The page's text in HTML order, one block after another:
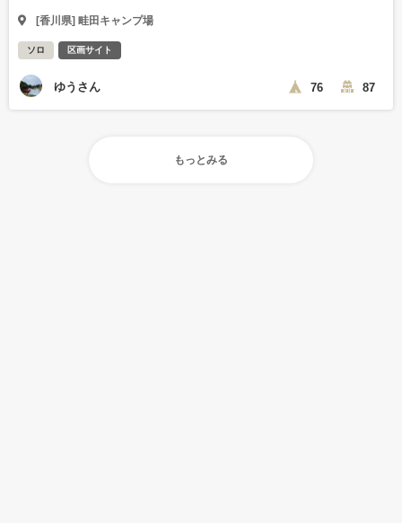
[香川県] 畦田キャンプ場
ソロ 区画サイト
ゆうさん 76 87
もっとみる